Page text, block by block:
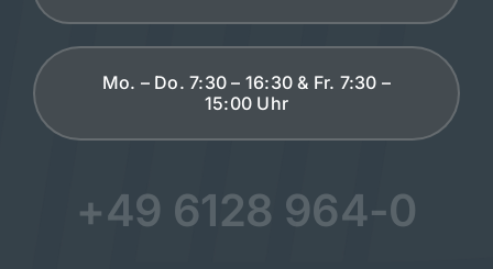
Mo. – Do. 7:30 – 16:30 & Fr. 7:30 –
15:00 Uhr
+49 6128 964-0